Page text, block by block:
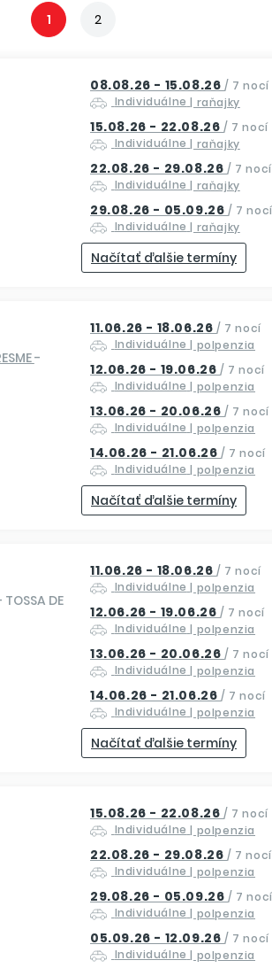
1 2
08.08.26 - 15.08.26 / 7 nocí
Individuálne | raňajky
15.08.26 - 22.08.26 / 7 nocí
Individuálne | raňajky
22.08.26 - 29.08.26 / 7 nocí
Individuálne | raňajky
29.08.26 - 05.09.26 / 7 nocí
Individuálne | raňajky
Načítať ďalšie termíny
-
11.06.26 - 18.06.26 / 7 nocí
Individuálne | polpenzia
12.06.26 - 19.06.26 / 7 nocí
Individuálne | polpenzia
13.06.26 - 20.06.26 / 7 nocí
Individuálne | polpenzia
14.06.26 - 21.06.26 / 7 nocí
Individuálne | polpenzia
Načítať ďalšie termíny
TOSSA DE
11.06.26 - 18.06.26 / 7 nocí
Individuálne | polpenzia
12.06.26 - 19.06.26 / 7 nocí
Individuálne | polpenzia
13.06.26 - 20.06.26 / 7 nocí
Individuálne | polpenzia
14.06.26 - 21.06.26 / 7 nocí
Individuálne | polpenzia
Načítať ďalšie termíny
15.08.26 - 22.08.26 / 7 nocí
Individuálne | polpenzia
22.08.26 - 29.08.26 / 7 nocí
Individuálne | polpenzia
29.08.26 - 05.09.26 / 7 nocí
Individuálne | polpenzia
05.09.26 - 12.09.26 / 7 nocí
Individuálne | polpenzia